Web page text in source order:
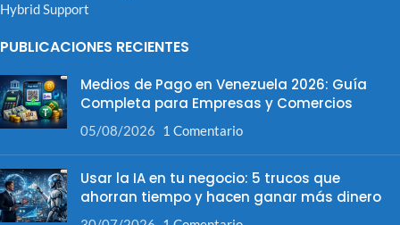
Hybrid Support
PUBLICACIONES RECIENTES
Medios de Pago en Venezuela 2026: Guía
Completa para Empresas y Comercios
05/08/2026 1 Comentario
Usar la IA en tu negocio: 5 trucos que
ahorran tiempo y hacen ganar más dinero